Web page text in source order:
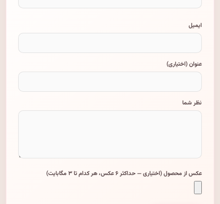
ایمیل
عنوان (اختیاری)
نظر شما
عکس از محصول (اختیاری — حداکثر ۶ عکس، هر کدام تا ۳ مگابایت)